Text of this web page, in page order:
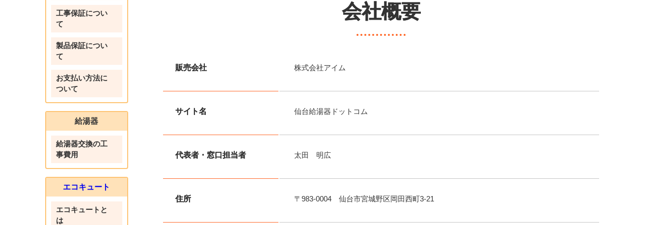
工事保証につい
て
製品保証につい
て
お支払い方法に
ついて
給湯器
給湯器交換の工
事費用
エコキュート
エコキュートと
は
会社概要
販売会社 株式会社アイム
サイト名 仙台給湯器ドットコム
代表者・窓口担当者 太田 明広
住所 〒983-0004 仙台市宮城野区岡田西町3-21